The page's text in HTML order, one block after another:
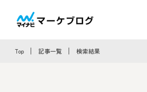
Top 記事一覧 検索結果